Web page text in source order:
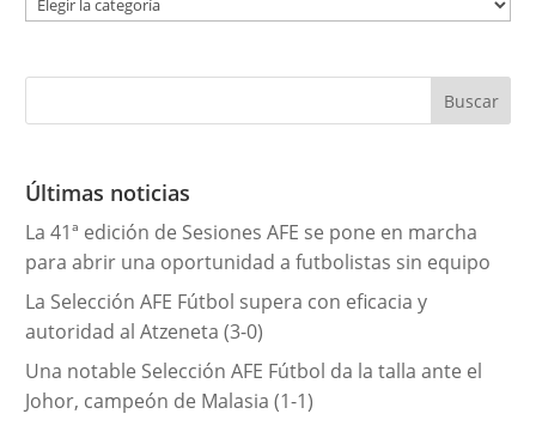
a
g
r
a
s
Últimas noticias
La 41ª edición de Sesiones AFE se pone en marcha
para abrir una oportunidad a futbolistas sin equipo
La Selección AFE Fútbol supera con eficacia y
autoridad al Atzeneta (3-0)
Una notable Selección AFE Fútbol da la talla ante el
Johor, campeón de Malasia (1-1)